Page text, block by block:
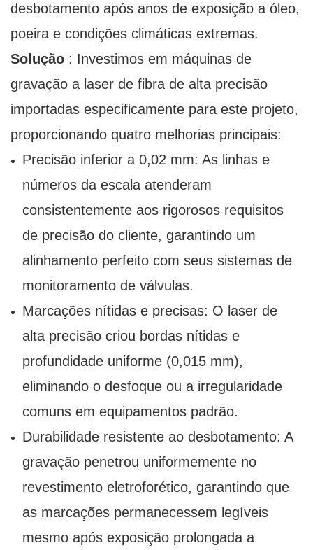
desbotamento após anos de exposição a óleo,
poeira e condições climáticas extremas.
Solução : Investimos em máquinas de
gravação a laser de fibra de alta precisão
importadas especificamente para este projeto,
proporcionando quatro melhorias principais:
Precisão inferior a 0,02 mm: As linhas e
números da escala atenderam
consistentemente aos rigorosos requisitos
de precisão do cliente, garantindo um
alinhamento perfeito com seus sistemas de
monitoramento de válvulas.
Marcações nítidas e precisas: O laser de
alta precisão criou bordas nítidas e
profundidade uniforme (0,015 mm),
eliminando o desfoque ou a irregularidade
comuns em equipamentos padrão.
Durabilidade resistente ao desbotamento: A
gravação penetrou uniformemente no
revestimento eletroforético, garantindo que
as marcações permanecessem legíveis
mesmo após exposição prolongada a